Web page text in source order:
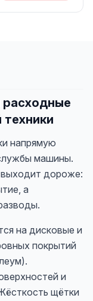
расходные
напрямую
машины.
выходит дороже:
а
на дисковые и
покрытий
и
щётки